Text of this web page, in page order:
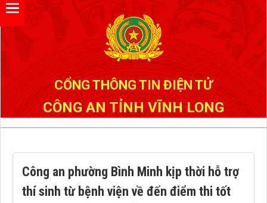
CỔNG THÔNG TIN ĐIỆN TỬ
CÔNG AN TỈNH VĨNH LONG
Công an phường Bình Minh kịp thời hỗ trợ
thí sinh từ bệnh viện về đến điểm thi tốt